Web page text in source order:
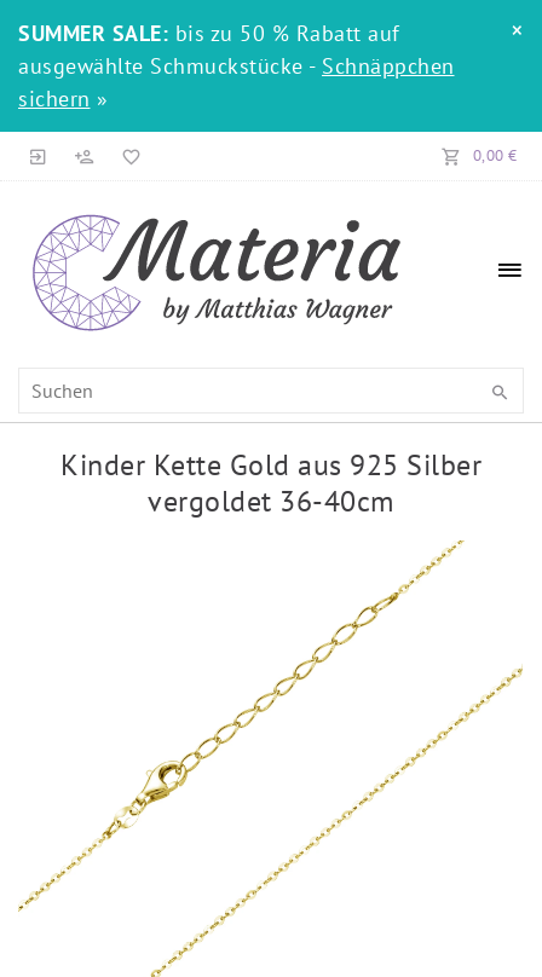
SUMMER SALE: bis zu 50 % Rabatt auf
ausgewählte Schmuckstücke - Schnäppchen
sichern »
×
0,00 €
Kinder Kette Gold aus 925 Silber
vergoldet 36-40cm